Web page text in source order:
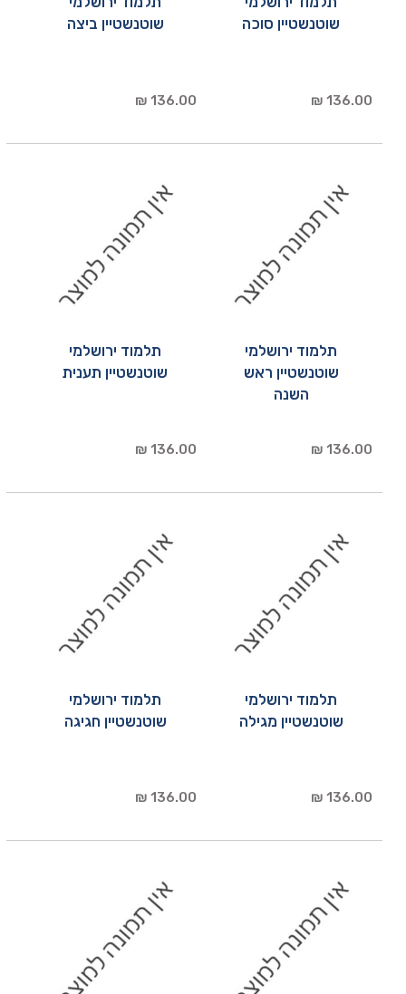
שוטנשטיין סוכה
136.00 ₪
שוטנשטיין ביצה
136.00 ₪
תלמוד ירושלמי
שוטנשטיין ראש
השנה
136.00 ₪
תלמוד ירושלמי
שוטנשטיין תענית
136.00 ₪
תלמוד ירושלמי
שוטנשטיין מגילה
136.00 ₪
תלמוד ירושלמי
שוטנשטיין חגיגה
136.00 ₪